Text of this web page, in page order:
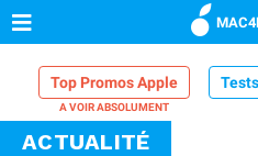
Top Promos Apple
VPN Mac
ACTUALITÉ